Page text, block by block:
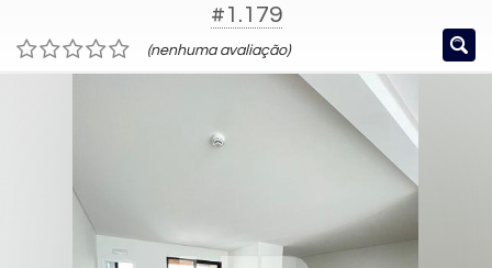
#1.179
(nenhuma avaliação)